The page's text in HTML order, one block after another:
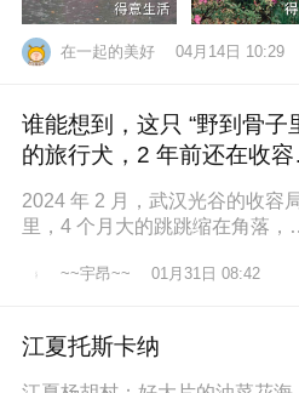
在一起的美好 04月14日 10:29
谁能想到，这只 “野到骨子
的旅行犬，2 年前还在收容
2024 年 2 月，武汉光谷的收容
里，4 个月大的跳跳缩在角落，
的眼睛怯生生望着来人。我们俱
~~宇昂~~ 01月31日 08:42
江夏托斯卡纳